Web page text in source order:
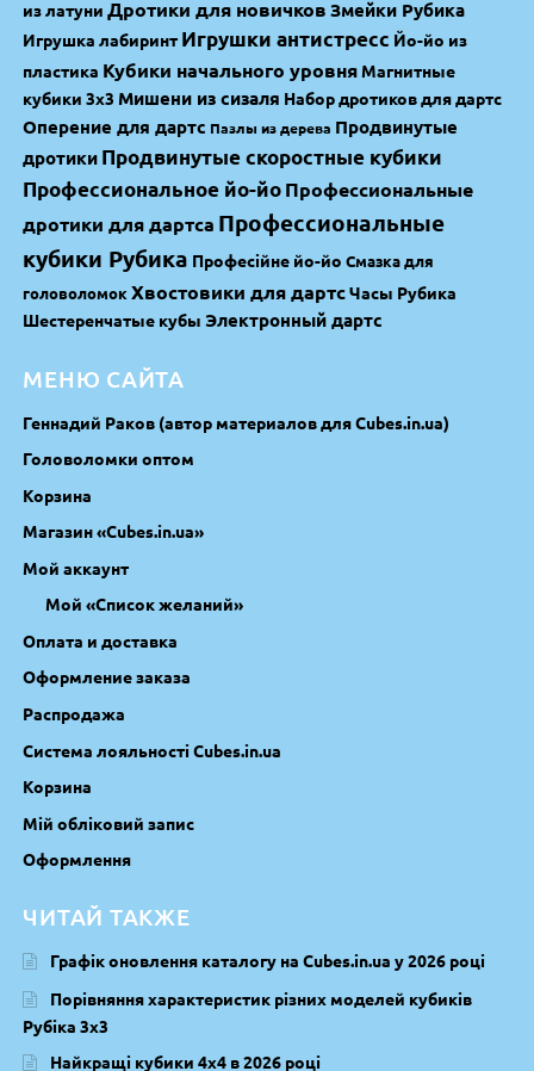
из латуни Дротики для новичков Змейки Рубика
Игрушка лабиринт Игрушки антистресс Йо-йо из
пластика Кубики начального уровня Магнитные
кубики 3х3 Мишени из сизаля Набор дротиков для дартс
Оперение для дартс Пазлы из дерева Продвинутые
дротики Продвинутые скоростные кубики
Профессиональное йо-йоПрофессиональные
дротики для дартса Профессиональные
кубики Рубика Професійне йо-йо Смазка для
головоломокХвостовики для дартсЧасы Рубика
Шестеренчатые кубы Электронный дартс
МЕНЮ САЙТА
Геннадий Раков (автор материалов для Cubes.in.ua)
Головоломки оптом
Корзина
Магазин «Cubes.in.ua»
Мой аккаунт
Мой «Список желаний»
Оплата и доставка
Оформление заказа
Распродажа
Система лояльності Cubes.in.ua
Корзина
Мій обліковий запис
Оформлення
ЧИТАЙ ТАКЖЕ
Графік оновлення каталогу на Cubes.in.ua у 2026 році
Порівняння характеристик різних моделей кубиків
Рубіка 3х3
Найкращі кубики 4х4 в 2026 році